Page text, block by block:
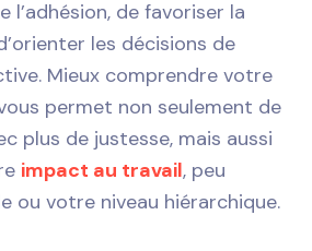
de favoriser la
les décisions de
Mieux comprendre votre
permet non seulement de
plus de justesse, mais aussi
impact au travail, peu
ou votre niveau hiérarchique.